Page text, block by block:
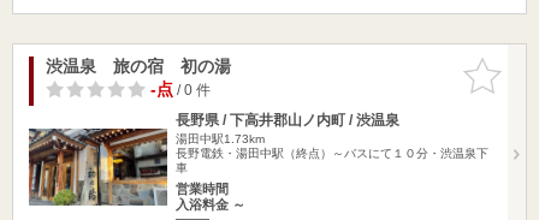
お気に入
りに追加
渋温泉 旅の宿 初の湯
-点/ 0 件
長野県 / 下高井郡山ノ内町 / 渋温泉
湯田中駅1.73km
長野電鉄・湯田中駅（終点）～バスにて１０分・渋温泉下
車
営業時間
入浴料金 ～